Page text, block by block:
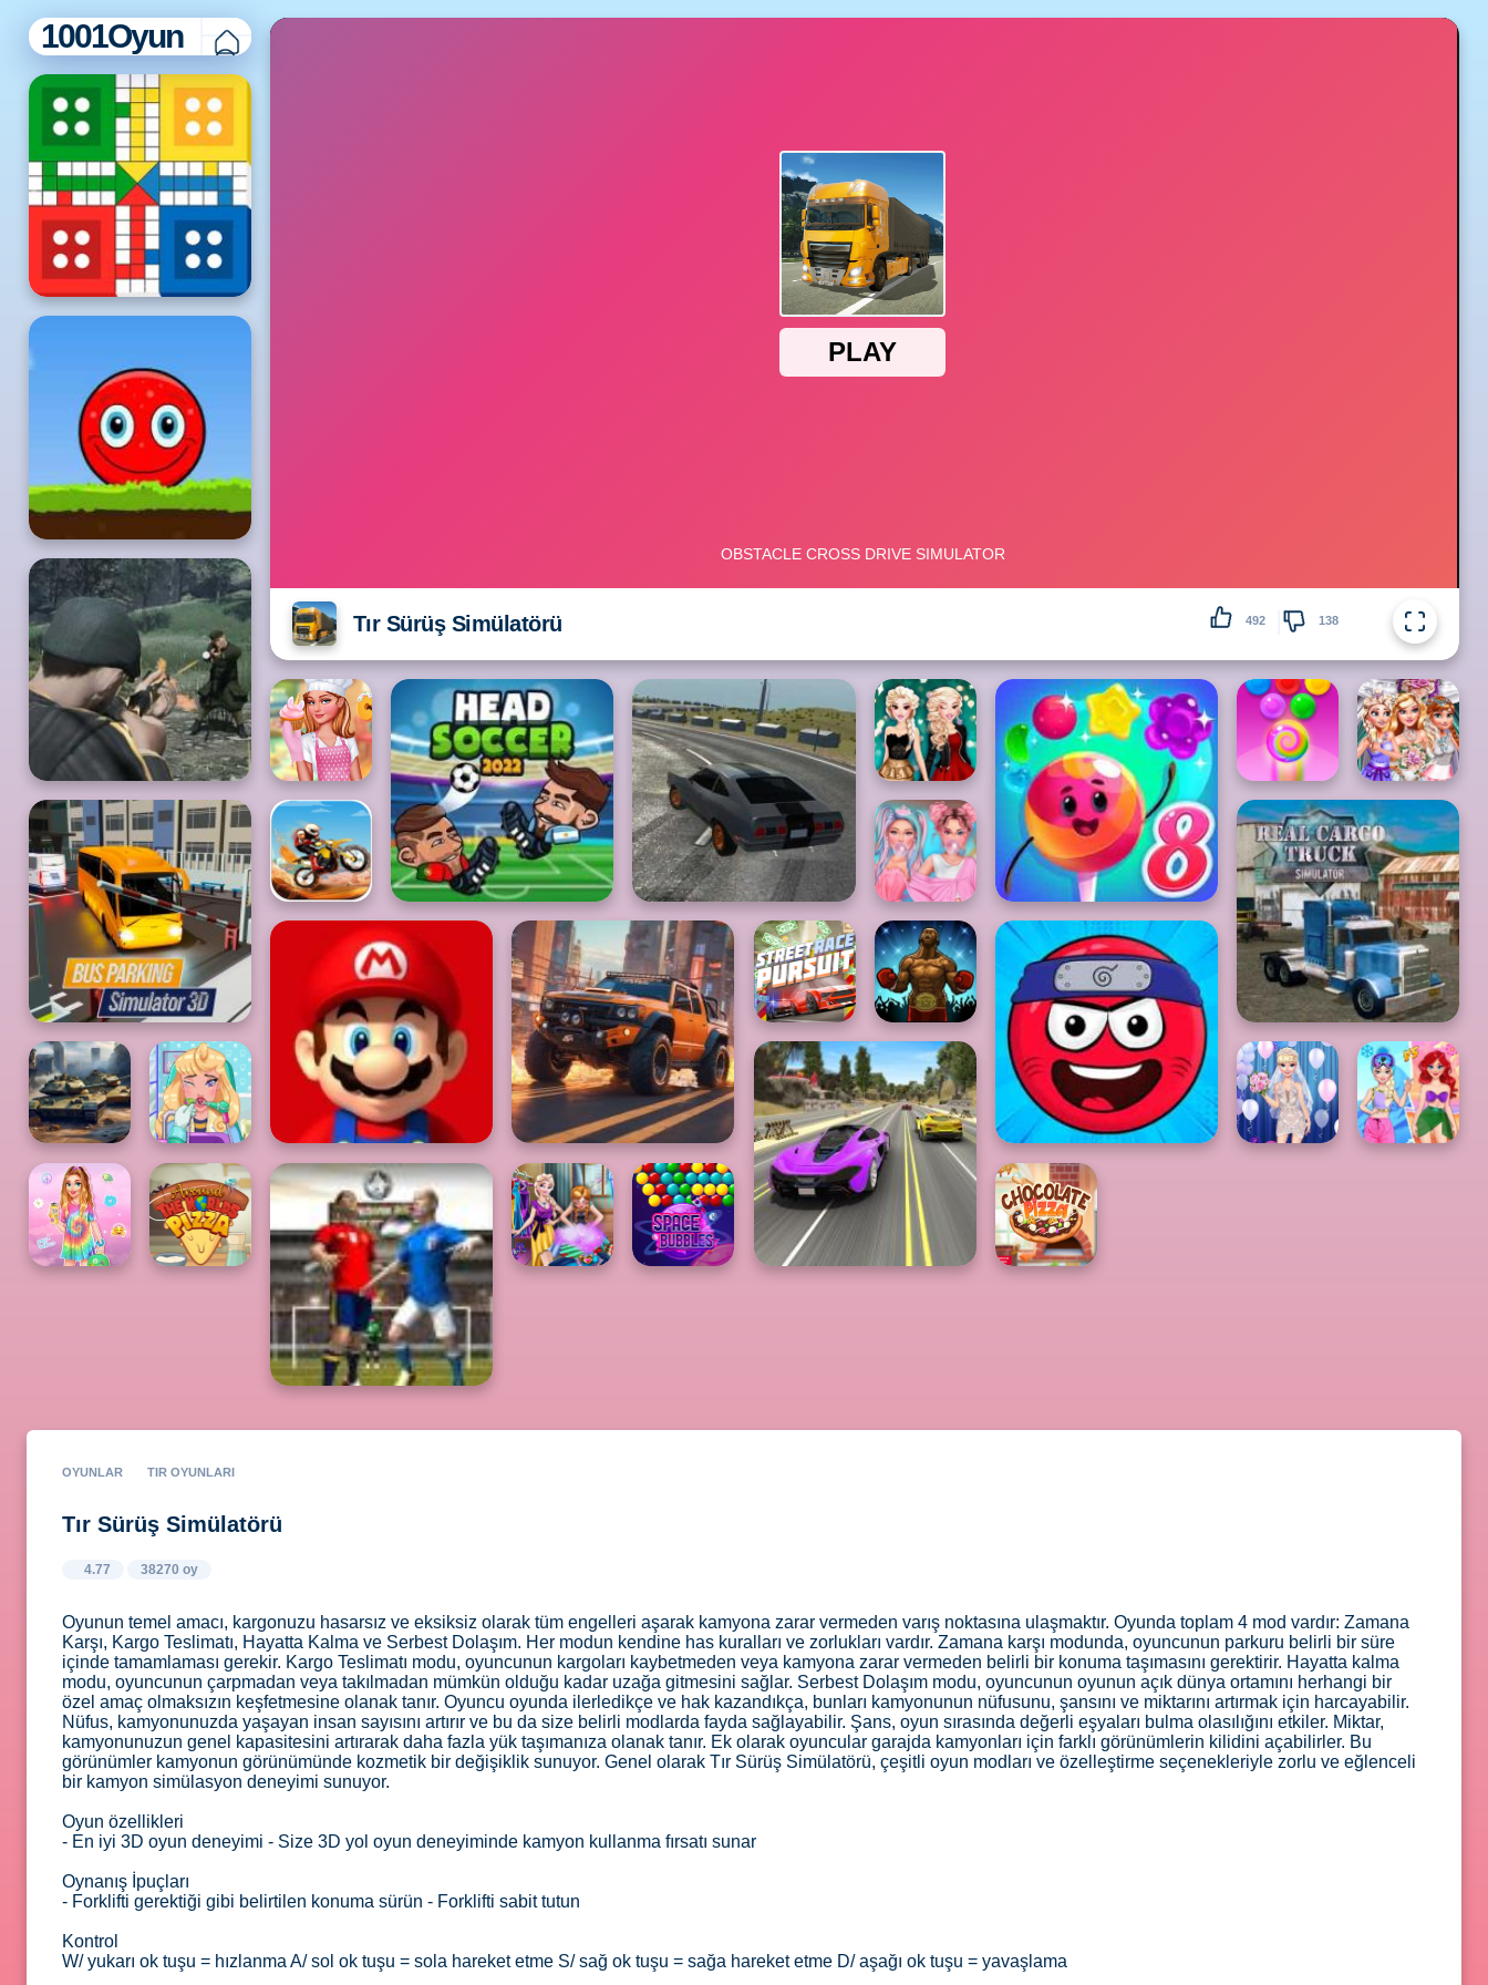
1001Oyun
Tır Sürüş Simülatörü 492 138
OYUNLAR TIR OYUNLARI
Tır Sürüş Simülatörü
4.77 38270 oy
Oyunun temel amacı, kargonuzu hasarsız ve eksiksiz olarak tüm engelleri aşarak kamyona zarar vermeden varış noktasına ulaşmaktır. Oyunda toplam 4 mod vardır: Zamana
Karşı, Kargo Teslimatı, Hayatta Kalma ve Serbest Dolaşım. Her modun kendine has kuralları ve zorlukları vardır. Zamana karşı modunda, oyuncunun parkuru belirli bir süre
içinde tamamlaması gerekir. Kargo Teslimatı modu, oyuncunun kargoları kaybetmeden veya kamyona zarar vermeden belirli bir konuma taşımasını gerektirir. Hayatta kalma
modu, oyuncunun çarpmadan veya takılmadan mümkün olduğu kadar uzağa gitmesini sağlar. Serbest Dolaşım modu, oyuncunun oyunun açık dünya ortamını herhangi bir
özel amaç olmaksızın keşfetmesine olanak tanır. Oyuncu oyunda ilerledikçe ve hak kazandıkça, bunları kamyonunun nüfusunu, şansını ve miktarını artırmak için harcayabilir.
Nüfus, kamyonunuzda yaşayan insan sayısını artırır ve bu da size belirli modlarda fayda sağlayabilir. Şans, oyun sırasında değerli eşyaları bulma olasılığını etkiler. Miktar,
kamyonunuzun genel kapasitesini artırarak daha fazla yük taşımanıza olanak tanır. Ek olarak oyuncular garajda kamyonları için farklı görünümlerin kilidini açabilirler. Bu
görünümler kamyonun görünümünde kozmetik bir değişiklik sunuyor. Genel olarak Tır Sürüş Simülatörü, çeşitli oyun modları ve özelleştirme seçenekleriyle zorlu ve eğlenceli
bir kamyon simülasyon deneyimi sunuyor.
Oyun özellikleri
- En iyi 3D oyun deneyimi - Size 3D yol oyun deneyiminde kamyon kullanma fırsatı sunar
Oynanış İpuçları
- Forklifti gerektiği gibi belirtilen konuma sürün - Forklifti sabit tutun
Kontrol
W/ yukarı ok tuşu = hızlanma A/ sol ok tuşu = sola hareket etme S/ sağ ok tuşu = sağa hareket etme D/ aşağı ok tuşu = yavaşlama